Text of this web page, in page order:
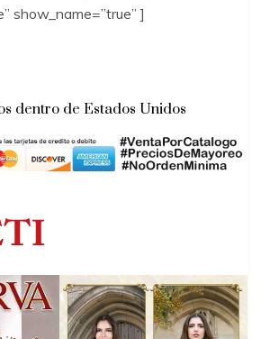
show_name=”true” ]
dentro de Estados Unidos